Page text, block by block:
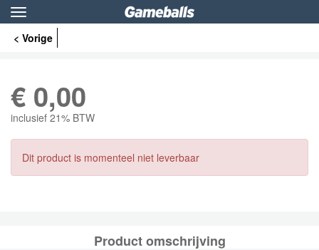
Toggle
navigation
< Vorige
€ 0,00
inclusief 21% BTW
Dit product is momenteel niet leverbaar
Product omschrijving